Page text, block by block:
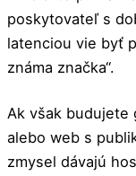
poskytovateľ s
latenciou vie byť
známa značka“.
Ak však budujete
alebo web s
zmysel dávajú